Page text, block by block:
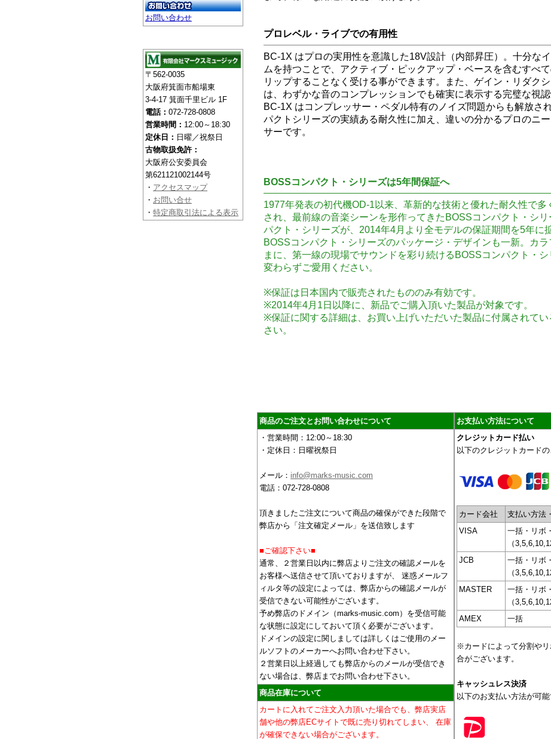
お問い合わせ
〒562-0035
大阪府箕面市船場東
3-4-17 箕面千里ビル 1F
電話： 072-728-0808
営業時間： 12:00～18:30
定休日： 日曜／祝祭日
古物取扱免許：
大阪府公安委員会
第621121002144号
・ アクセスマップ
・ お問い合せ
・ 特定商取引法による表示
プロレベル・ライブでの有用性
BC-1X はプロの実用性を意識した18V設計（内部昇圧）。十分な
ムを持つことで、アクティブ・ピックアップ・ベースを含むすべ
リップすることなく受ける事ができます。また、ゲイン・リダク
は、わずかな音のコンプレッションでも確実に表示する完璧な視認
BC-1X はコンプレッサー・ペダル特有のノイズ問題からも解放さ
パクトシリーズの実績ある耐久性に加え、違いの分かるプロのニ
サーです。
BOSSコンパクト・シリーズは5年間保証へ
1977年発表の初代機OD-1以来、革新的な技術と優れた耐久性で多
され、最前線の音楽シーンを形作ってきたBOSSコンパクト・シ
パクト・シリーズが、2014年4月より全モデルの保証期間を5年に
BOSSコンパクト・シリーズのパッケージ・デザインも一新。カラ
まに、第一線の現場でサウンドを彩り続けるBOSSコンパクト・
変わらずご愛用ください。
※保証は日本国内で販売されたもののみ有効です。
※2014年4月1日以降に、新品でご購入頂いた製品が対象です。
※保証に関する詳細は、お買い上げいただいた製品に付属されて
さい。
商品のご注文とお問い合わせについて
・営業時間：12:00～18:30
・定休日：日曜祝祭日
メール： info@marks-music.com
電話：072-728-0808
頂きましたご注文について商品の確保ができた段階で
弊店から「注文確定メール」を送信致します
■ご確認下さい■
通常、２営業日以内に弊店よりご注文の確認メールを
お客様へ送信させて頂いておりますが、 迷惑メールフ
ィルタ等の設定によっては、弊店からの確認メールが
受信できない可能性がございます。
予め弊店のドメイン（marks-music.com）を受信可能
な状態に設定にしておいて頂く必要がございます。
ドメインの設定に関しましては詳しくはご使用のメー
ルソフトのメーカーへお問い合わせ下さい。
２営業日以上経過しても弊店からのメールが受信でき
ない場合は、弊店までお問い合わせ下さい。
商品在庫について
カートに入れてご注文入力頂いた場合でも、弊店実店
舗や他の弊店ECサイトで既に売り切れてしまい、 在庫
が確保できない場合がございます。
お支払い方法について
クレジットカード払い
以下のクレジットカードの
カード会社
支払い方法
VISA
一括・リボ
（
JCB
一括・リボ
（
MASTER
一括・リボ
（
AMEX
一括
※カードによって分割や
合がございます。
キャッシュレス決済
以下のお支払い方法が可能